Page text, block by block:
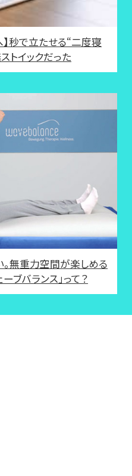
秒で立たせる“二度寝
トイックだった
無重力空間が楽しめる
ブバランス」って？